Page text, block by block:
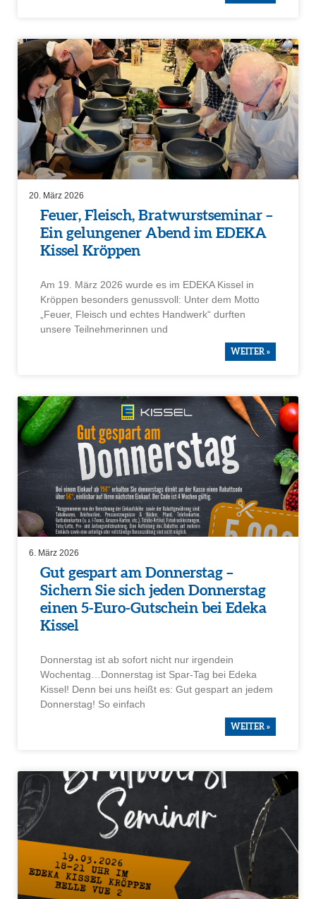
Feuer, Fleisch, Bratwurst­se­minar –
Ein gelun­gener Abend im EDEKA
Kissel Kröppen
Am 19. März 2026 wurde es im EDEKA Kissel in
Kröppen beson­ders genuss­voll: Unter dem Motto
„Feuer, Fleisch und echtes Handwerk“ durften
unsere Teilneh­me­rinnen und
WEITER »
20. März 2026
Gut gespart am Donnerstag –
Sichern Sie sich jeden Donnerstag
einen 5-Euro-Gutschein bei Edeka
Kissel
Donnerstag ist ab sofort nicht nur irgendein
Wochentag…Donnerstag ist Spar-Tag bei Edeka
Kissel! Denn bei uns heißt es: Gut gespart an jedem
Donnerstag! So einfach
WEITER »
6. März 2026